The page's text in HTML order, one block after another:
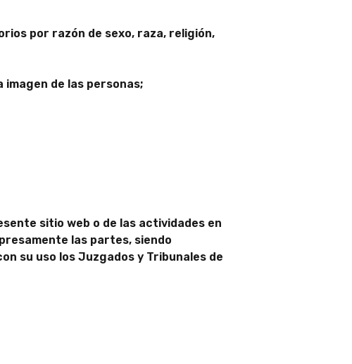
por razón de sexo, raza, religión,
de las personas;
sitio web o de las actividades en
las partes, siendo
su uso los Juzgados y Tribunales de